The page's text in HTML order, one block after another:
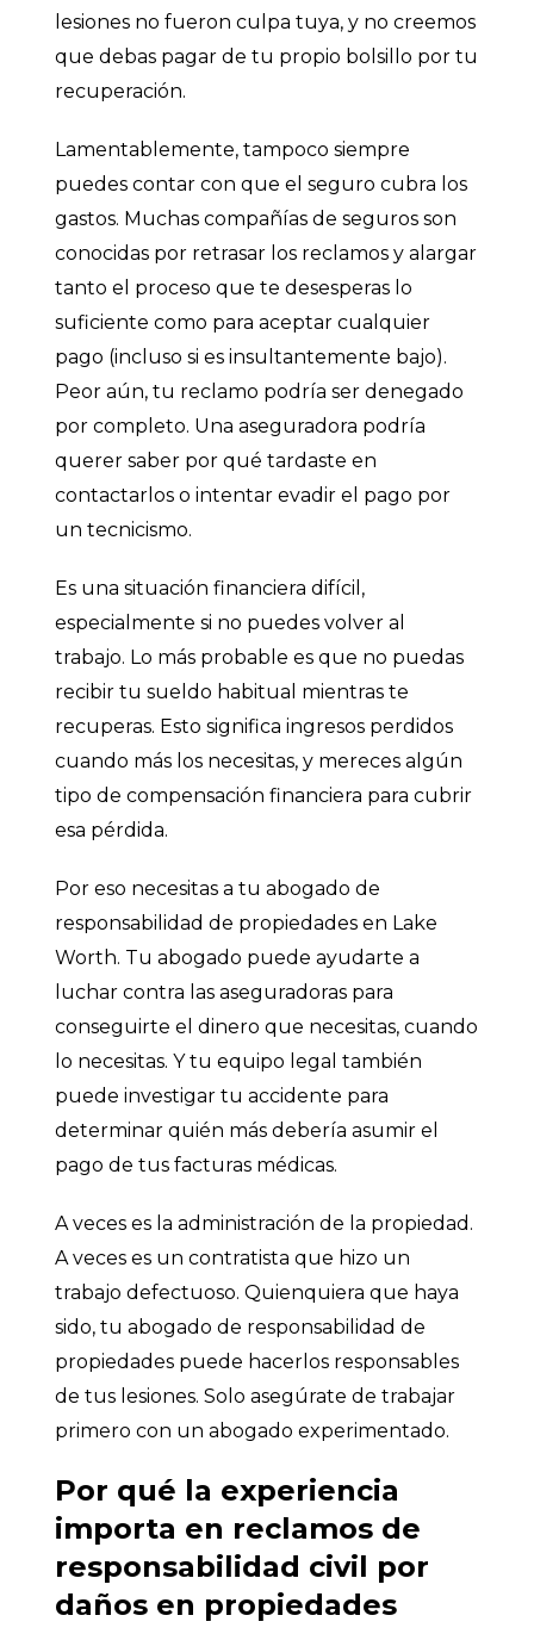
lesiones no fueron culpa tuya, y no creemos
que debas pagar de tu propio bolsillo por tu
recuperación.
Lamentablemente, tampoco siempre
puedes contar con que el seguro cubra los
gastos. Muchas compañías de seguros son
conocidas por retrasar los reclamos y alargar
tanto el proceso que te desesperas lo
suficiente como para aceptar cualquier
pago (incluso si es insultantemente bajo).
Peor aún, tu reclamo podría ser denegado
por completo. Una aseguradora podría
querer saber por qué tardaste en
contactarlos o intentar evadir el pago por
un tecnicismo.
Es una situación financiera difícil,
especialmente si no puedes volver al
trabajo. Lo más probable es que no puedas
recibir tu sueldo habitual mientras te
recuperas. Esto significa ingresos perdidos
cuando más los necesitas, y mereces algún
tipo de compensación financiera para cubrir
esa pérdida.
Por eso necesitas a tu abogado de
responsabilidad de propiedades en Lake
Worth. Tu abogado puede ayudarte a
luchar contra las aseguradoras para
conseguirte el dinero que necesitas, cuando
lo necesitas. Y tu equipo legal también
puede investigar tu accidente para
determinar quién más debería asumir el
pago de tus facturas médicas.
A veces es la administración de la propiedad.
A veces es un contratista que hizo un
trabajo defectuoso. Quienquiera que haya
sido, tu abogado de responsabilidad de
propiedades puede hacerlos responsables
de tus lesiones. Solo asegúrate de trabajar
primero con un abogado experimentado.
Por qué la experiencia
importa en reclamos de
responsabilidad civil por
daños en propiedades